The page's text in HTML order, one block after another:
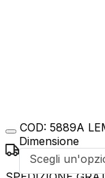
Dimensione
Scegli
COD: 5889A